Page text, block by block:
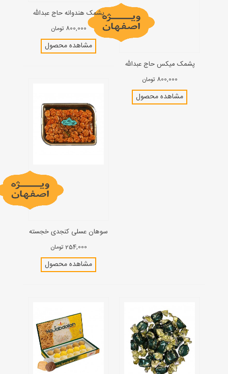
پشمک میکس حاج عبدالله
800,000 تومان
مشاهده محصول
پشمک هندوانه حاج عبدالله
800,000 تومان
مشاهده محصول
سوهان عسلی کنجدی خجسته
254,000 تومان
مشاهده محصول